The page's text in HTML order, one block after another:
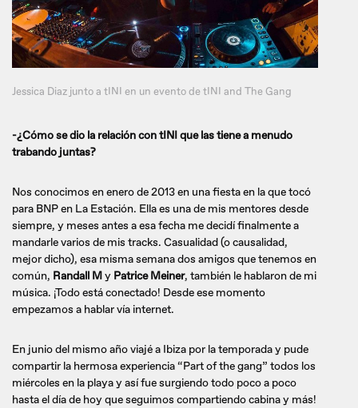
Jessica Diaz junto a tINI en un evento de tINI and The Gang
-¿Cómo se dio la relación con tINI que las tiene a menudo
trabando juntas?
Nos conocimos en enero de 2013 en una fiesta en la que tocó
para BNP en La Estación. Ella es una de mis mentores desde
siempre, y meses antes a esa fecha me decidí finalmente a
mandarle varios de mis tracks. Casualidad (o causalidad,
mejor dicho), esa misma semana dos amigos que tenemos en
común, Randall My Patrice Meiner, también le hablaron de mi
música. ¡Todo está conectado! Desde ese momento
empezamos a hablar vía internet.
En junio del mismo año viajé a Ibiza por la temporada y pude
compartir la hermosa experiencia “Part of the gang” todos los
miércoles en la playa y así fue surgiendo todo poco a poco
hasta el día de hoy que seguimos compartiendo cabina y más!